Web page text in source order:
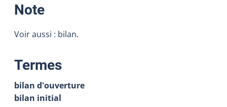
Note:
Voir aussi : bilan.
Termes:
bilan d'ouverture
bilan initial